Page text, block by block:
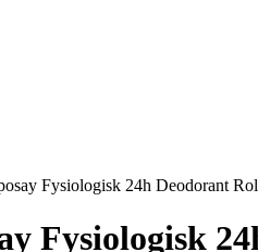
Fysiologisk 24h Deodorant
Fysiologisk